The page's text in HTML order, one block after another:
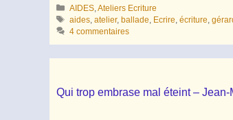
Catégories
AIDES ,Ateliers Ecriture
Étiquettes
aides ,atelier,ballade Ecrire ,écriture ,
4 commentaires
Qui trop embrase mal éteint – Jean-